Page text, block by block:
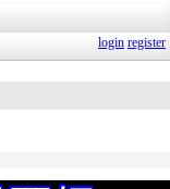
login register